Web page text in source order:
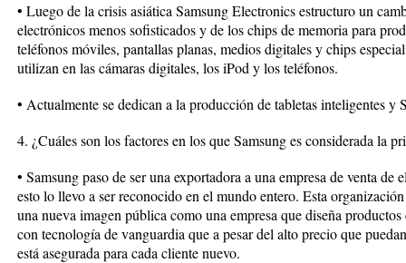
• Luego de la crisis asiática Samsung Electronics estructuro un
electrónicos menos sofisticados y de los chips de memoria para
teléfonos móviles, pantallas planas, medios digitales y chips
utilizan en las cámaras digitales, los iPod y los teléfonos.
• Actualmente se dedican a la producción de tabletas inteligentes y
4. ¿Cuáles son los factores en los que Samsung es considerada la
• Samsung paso de ser una exportadora a una empresa de venta
esto lo llevo a ser reconocido en el mundo entero. Esta
una nueva imagen pública como una empresa que diseña
con tecnología de vanguardia que a pesar del alto precio que
está asegurada para cada cliente nuevo.